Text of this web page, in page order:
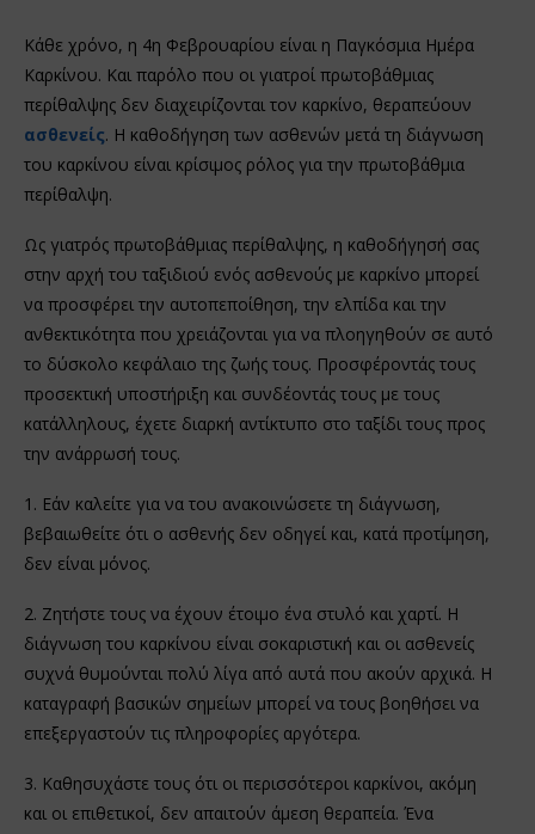
Κάθε χρόνο, η 4η Φεβρουαρίου είναι η Παγκόσμια Ημέρα
Καρκίνου. Και παρόλο που οι γιατροί πρωτοβάθμιας
περίθαλψης δεν διαχειρίζονται τον καρκίνο, θεραπεύουν
ασθενείς. Η καθοδήγηση των ασθενών μετά τη διάγνωση
του καρκίνου είναι κρίσιμος ρόλος για την πρωτοβάθμια
περίθαλψη.
Ως γιατρός πρωτοβάθμιας περίθαλψης, η καθοδήγησή σας
στην αρχή του ταξιδιού ενός ασθενούς με καρκίνο μπορεί
να προσφέρει την αυτοπεποίθηση, την ελπίδα και την
ανθεκτικότητα που χρειάζονται για να πλοηγηθούν σε αυτό
το δύσκολο κεφάλαιο της ζωής τους. Προσφέροντάς τους
προσεκτική υποστήριξη και συνδέοντάς τους με τους
κατάλληλους, έχετε διαρκή αντίκτυπο στο ταξίδι τους προς
την ανάρρωσή τους.
1. Εάν καλείτε για να του ανακοινώσετε τη διάγνωση,
βεβαιωθείτε ότι ο ασθενής δεν οδηγεί και, κατά προτίμηση,
δεν είναι μόνος.
2. Ζητήστε τους να έχουν έτοιμο ένα στυλό και χαρτί. Η
διάγνωση του καρκίνου είναι σοκαριστική και οι ασθενείς
συχνά θυμούνται πολύ λίγα από αυτά που ακούν αρχικά. Η
καταγραφή βασικών σημείων μπορεί να τους βοηθήσει να
επεξεργαστούν τις πληροφορίες αργότερα.
3. Καθησυχάστε τους ότι οι περισσότεροι καρκίνοι, ακόμη
και οι επιθετικοί, δεν απαιτούν άμεση θεραπεία. Ένα